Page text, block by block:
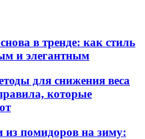
в тренде: как стиль
и элегантным
для снижения веса
которые
из помидоров на зиму: